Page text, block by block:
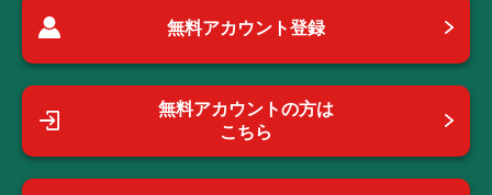
無料アカウント登録
無料アカウントの方は
こちら